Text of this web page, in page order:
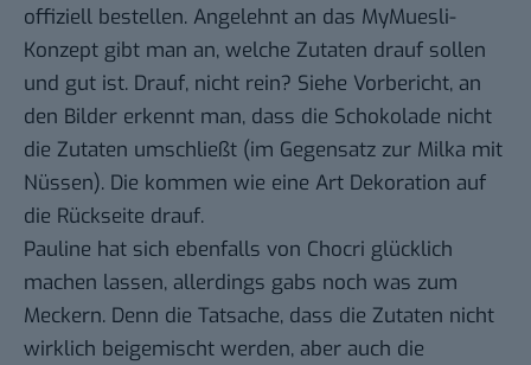
offiziell bestellen. Angelehnt an das MyMuesli-
Konzept gibt man an, welche Zutaten drauf sollen
und gut ist. Drauf, nicht rein? Siehe Vorbericht, an
den Bilder erkennt man, dass die Schokolade nicht
die Zutaten umschließt (im Gegensatz zur Milka mit
Nüssen). Die kommen wie eine Art Dekoration auf
die Rückseite drauf.
Pauline hat sich ebenfalls von Chocri glücklich
machen lassen, allerdings gabs noch was zum
Meckern. Denn die Tatsache, dass die Zutaten nicht
wirklich beigemischt werden, aber auch die